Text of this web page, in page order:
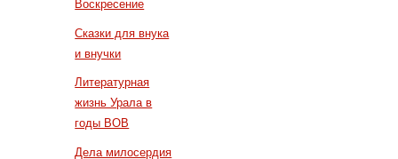
Воскресение
Сказки для внука
и внучки
Литературная
жизнь Урала в
годы ВОВ
Дела милосердия